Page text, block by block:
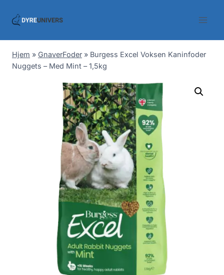
Hjem » GnaverFoder » Burgess Excel Voksen Kaninfoder
Nuggets – Med Mint – 1,5kg